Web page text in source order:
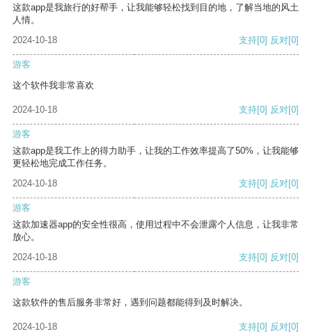
这款app是我旅行的好帮手，让我能够轻松找到目的地，了解当地的风土
人情。
2024-10-18
支持[0] 反对[0]
游客
这个软件我非常喜欢
2024-10-18 支持[0] 反对[0]
游客
这款app是我工作上的得力助手，让我的工作效率提高了50%，让我能够
更轻松地完成工作任务。
2024-10-18
支持[0] 反对[0]
游客
这款加速器app的安全性很高，使用过程中不会泄露个人信息，让我非常
放心。
2024-10-18
支持[0] 反对[0]
游客
这款软件的售后服务非常好，遇到问题都能得到及时解决。
2024-10-18 支持[0] 反对[0]